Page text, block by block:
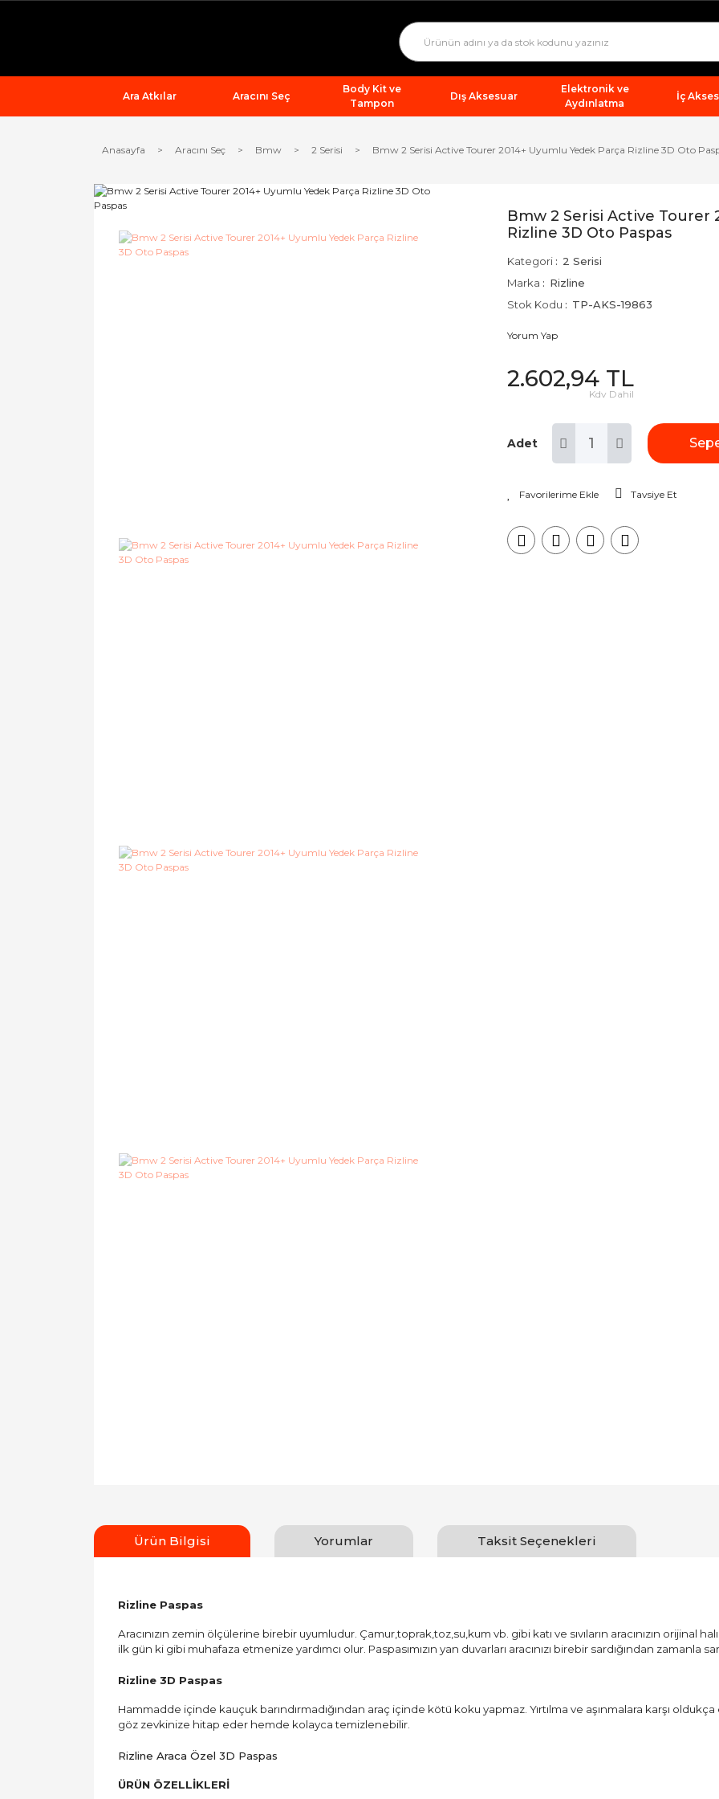
Ara Atkılar Aracını Seç
Body Kit ve
Tampon
Dış Aksesuar
Elektronik ve
Aydınlatma
İç
Anasayfa Aracını Seç Bmw 2 Serisi Bmw 2 Serisi Active Tourer 2014+ Uyumlu Yedek Parça Rizline 3D Oto
Bmw 2 Serisi Active Tourer
Rizline 3D Oto Paspas
Kategori
2 Serisi
Marka
Rizline
Stok Kodu
TP-AKS-19863
Yorum Yap
2.602,94 TL
Kdv Dahil
Adet
Tavsiye Et
Ürün Bilgisi Yorumlar Taksit Seçenekleri
Rizline Paspas
Aracınızın zemin ölçülerine birebir uyumludur. Çamur,toprak,toz,su,kum vb. gibi katı ve sıvıların aracınızın orijinal
ilk gün ki gibi muhafaza etmenize yardımcı olur. Paspasımızın yan duvarları aracınızı birebir sardığından zamanla
Rizline 3D Paspas
Hammadde içinde kauçuk barındırmadığından araç içinde kötü koku yapmaz. Yırtılma ve aşınmalara karşı oldukça
göz zevkinize hitap eder hemde kolayca temizlenebilir.
Rizline Araca Özel 3D Paspas
ÜRÜN ÖZELLİKLERİ